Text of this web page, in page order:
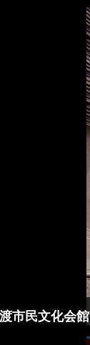
市民文化会館